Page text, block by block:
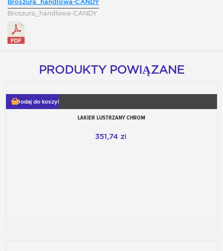
Broszura_handlowa-CANDY
Broszura_handlowa-CANDY
PRODUKTY POWIĄZANE
Dodaj do koszyka
LAKIER LUSTRZANY CHROM
351,74 zł